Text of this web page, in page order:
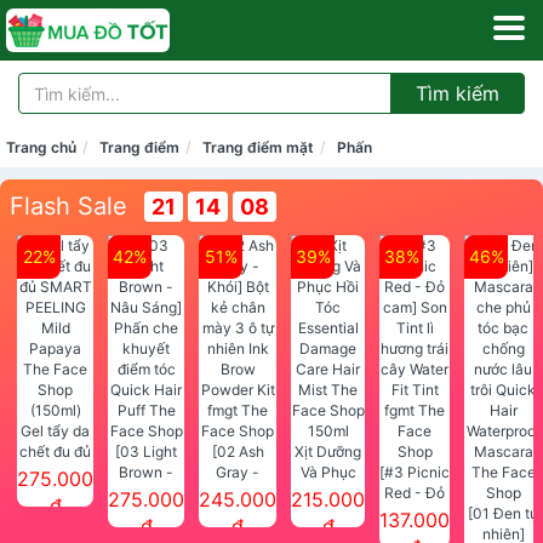
Tìm kiếm
Trang chủ Trang điểm Trang điểm mặt Phấn
Flash Sale 21 14 07
22%
Gel tẩy da
chết đu đủ
SMART
PEELING
275.000
đ
42%
[03 Light
Brown -
Nâu Sáng]
Phấn che
275.000
đ
51%
[02 Ash
Gray -
Khói] Bột
kẻ chân
245.000
đ
39%
Xịt Dưỡng
Và Phục
Hồi Tóc
Essential
215.000
đ
38%
[#3 Picnic
Red - Đỏ
cam] Son
137.000
46%
[01 Đen tự
nhiên]